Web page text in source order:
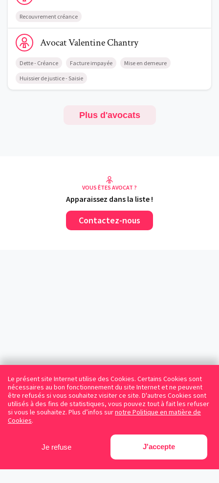
Le présent site Internet utilise des Cookies. Certains Cookies sont
nécessaires au bon fonctionnement du site Internet et ne peuvent
être refusés si vous souhaitez visiter ce site. D'autres Cookies sont
utilisés à des fins de statistiques, vous pouvez tout à fait les refuser
si vous le souhaitez. Plus d’infos surnotre Politique en matière de
Cookies.
Je refuse J'accepte
Recouvrement créance
Voir le profil de AvocatValentine Chantry
AvocatValentineChantry
Dette - Créance Facture impayée Mise en demeure
Huissier de justice - Saisie
Plus d'avocats
VOUS ÊTES AVOCAT ?
Apparaissez dans la liste !
Contactez-nous